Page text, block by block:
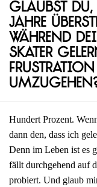
Glaubst du,
Jahre
während
Skater
Frustration
Hundert Prozent.
dann den, dass ich
Denn im Leben ist es
fällt durchgehend auf
probiert. Und glaub